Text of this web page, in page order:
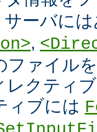
サーバに
,
ファイル
レクティ
ィブには